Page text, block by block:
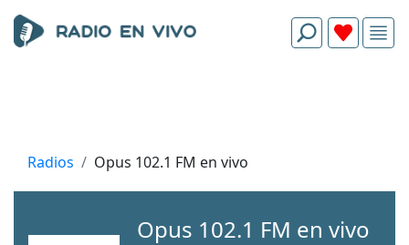
Radios Opus 102.1 FM en vivo
Opus 102.1 FM en vivo